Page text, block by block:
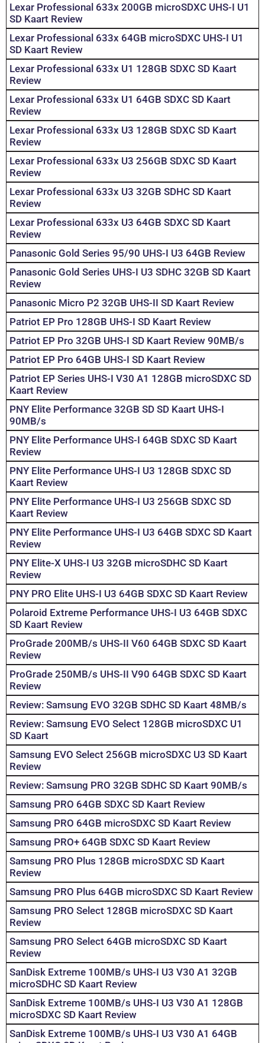
Lexar Professional 633x 200GB microSDXC UHS-I U1
SD Kaart Review
Lexar Professional 633x 64GB microSDXC UHS-I U1
SD Kaart Review
Lexar Professional 633x U1 128GB SDXC SD Kaart
Review
Lexar Professional 633x U1 64GB SDXC SD Kaart
Review
Lexar Professional 633x U3 128GB SDXC SD Kaart
Review
Lexar Professional 633x U3 256GB SDXC SD Kaart
Review
Lexar Professional 633x U3 32GB SDHC SD Kaart
Review
Lexar Professional 633x U3 64GB SDXC SD Kaart
Review
Panasonic Gold Series 95/90 UHS-I U3 64GB Review
Panasonic Gold Series UHS-I U3 SDHC 32GB SD Kaart
Review
Panasonic Micro P2 32GB UHS-II SD Kaart Review
Patriot EP Pro 128GB UHS-I SD Kaart Review
Patriot EP Pro 32GB UHS-I SD Kaart Review 90MB/s
Patriot EP Pro 64GB UHS-I SD Kaart Review
Patriot EP Series UHS-I V30 A1 128GB microSDXC SD
Kaart Review
PNY Elite Performance 32GB SD SD Kaart UHS-I
90MB/s
PNY Elite Performance UHS-I 64GB SDXC SD Kaart
Review
PNY Elite Performance UHS-I U3 128GB SDXC SD
Kaart Review
PNY Elite Performance UHS-I U3 256GB SDXC SD
Kaart Review
PNY Elite Performance UHS-I U3 64GB SDXC SD Kaart
Review
PNY Elite-X UHS-I U3 32GB microSDHC SD Kaart
Review
PNY PRO Elite UHS-I U3 64GB SDXC SD Kaart Review
Polaroid Extreme Performance UHS-I U3 64GB SDXC
SD Kaart Review
ProGrade 200MB/s UHS-II V60 64GB SDXC SD Kaart
Review
ProGrade 250MB/s UHS-II V90 64GB SDXC SD Kaart
Review
Review: Samsung EVO 32GB SDHC SD Kaart 48MB/s
Review: Samsung EVO Select 128GB microSDXC U1
SD Kaart
Samsung EVO Select 256GB microSDXC U3 SD Kaart
Review
Review: Samsung PRO 32GB SDHC SD Kaart 90MB/s
Samsung PRO 64GB SDXC SD Kaart Review
Samsung PRO 64GB microSDXC SD Kaart Review
Samsung PRO+ 64GB SDXC SD Kaart Review
Samsung PRO Plus 128GB microSDXC SD Kaart
Review
Samsung PRO Plus 64GB microSDXC SD Kaart Review
Samsung PRO Select 128GB microSDXC SD Kaart
Review
Samsung PRO Select 64GB microSDXC SD Kaart
Review
SanDisk Extreme 100MB/s UHS-I U3 V30 A1 32GB
microSDHC SD Kaart Review
SanDisk Extreme 100MB/s UHS-I U3 V30 A1 128GB
microSDXC SD Kaart Review
SanDisk Extreme 100MB/s UHS-I U3 V30 A1 64GB